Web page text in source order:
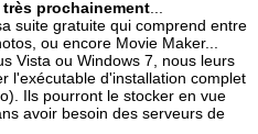
prochainement
suite gratuite qui comprend entre
ou encore Movie Maker...
Vista ou Windows 7, nous leurs
l'exécutable d'installation complet
Ils pourront le stocker en vue
avoir besoin des serveurs de